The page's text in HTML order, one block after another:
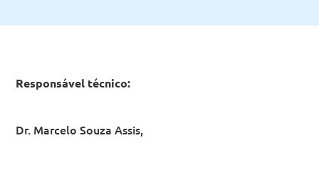
Responsável técnico:
Dr. Marcelo Souza Assis,